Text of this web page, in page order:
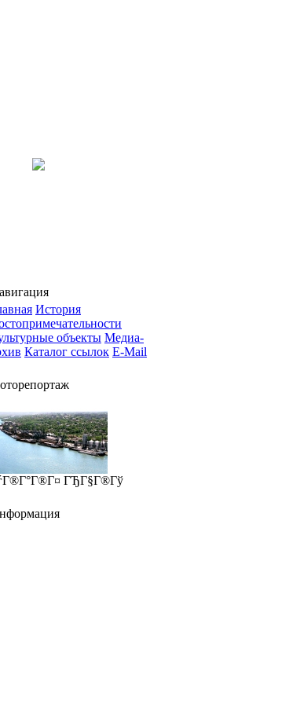
История
объекты Медиа-
Каталог ссылок E-Mail
ГЂГ§Г®Гў